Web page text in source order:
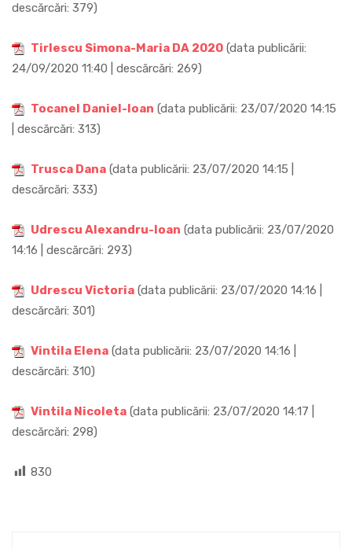
descărcări: 379)
Tirlescu Simona-Maria DA 2020 (data publicării:
24/09/2020 11:40 | descărcări: 269)
Tocanel Daniel-Ioan (data publicării: 23/07/2020 14:15
| descărcări: 313)
Trusca Dana (data publicării: 23/07/2020 14:15 |
descărcări: 333)
Udrescu Alexandru-Ioan (data publicării: 23/07/2020
14:16 | descărcări: 293)
Udrescu Victoria (data publicării: 23/07/2020 14:16 |
descărcări: 301)
Vintila Elena (data publicării: 23/07/2020 14:16 |
descărcări: 310)
Vintila Nicoleta (data publicării: 23/07/2020 14:17 |
descărcări: 298)
830